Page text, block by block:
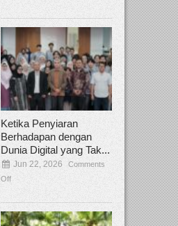
Ketika Penyiaran
Berhadapan dengan
Dunia Digital yang Tak...
Jun 22, 2026
Comments
Off